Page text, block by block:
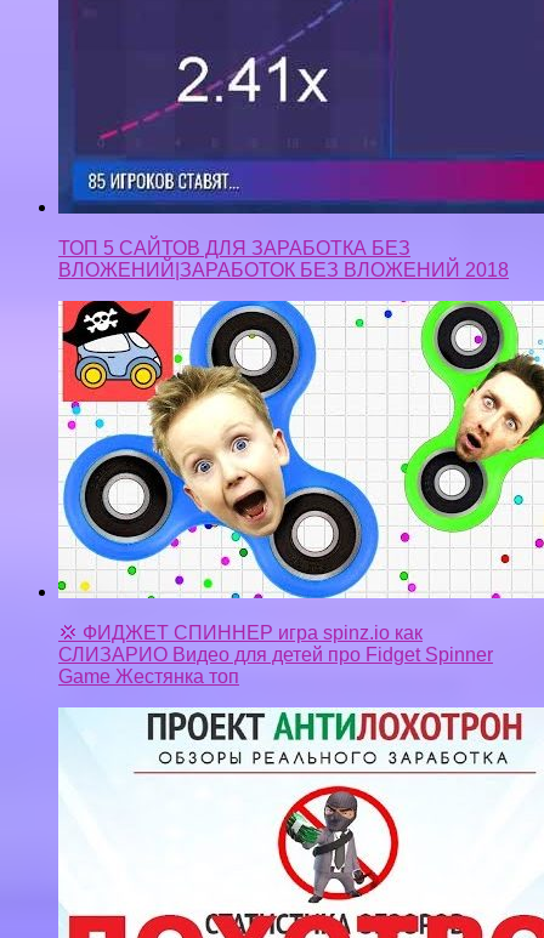
ТОП 5 САЙТОВ ДЛЯ ЗАРАБОТКА БЕЗ
ВЛОЖЕНИЙ|ЗАРАБОТОК БЕЗ ВЛОЖЕНИЙ 2018
💢 ФИДЖЕТ СПИННЕР игра spinz.io как
СЛИЗАРИО Видео для детей про Fidget Spinner
Game Жестянка топ
TOKEN D SE ЛОХОТРОН, заработок токен отзыв,